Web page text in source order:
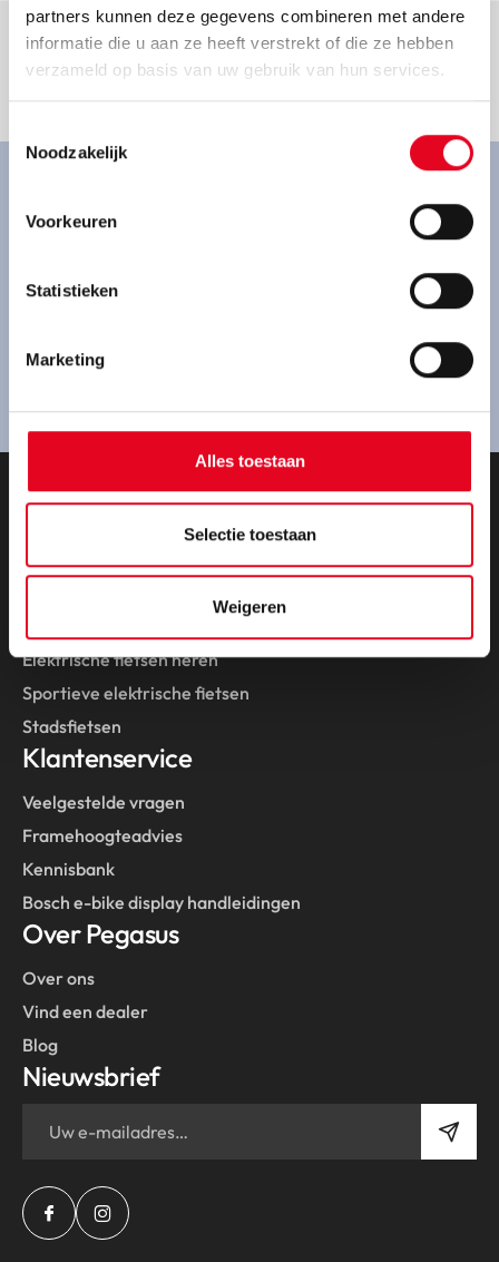
partners kunnen deze gegevens combineren met andere
informatie die u aan ze heeft verstrekt of die ze hebben
verzameld op basis van uw gebruik van hun services.
Noodzakelijk
Voorkeuren
Statistieken
Marketing
Alles toestaan
Selectie toestaan
Weigeren
Goed om te weten.
Ervaar onze fietsen van
Ben je geïnteresseerd in een Pegasus fiets en wil je
Route plannen
Onze fietsen
Collectie 2026
Elektrische fietsen heren
Sportieve elektrische fietsen
Stadsfietsen
Klantenservice
Veelgestelde vragen
Framehoogteadvies
Kennisbank
Bosch e-bike display handleidingen
Over Pegasus
Over ons
Vind een dealer
Blog
Nieuwsbrief